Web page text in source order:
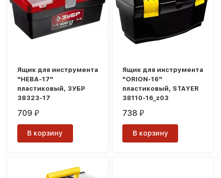
Ящик для инструмента
"НЕВА-17"
пластиковый, ЗУБР
38323-17
709₽
В корзину
Ящик для инструмента
"ORION-16"
пластиковый, STAYER
38110-16_z03
738₽
В корзину